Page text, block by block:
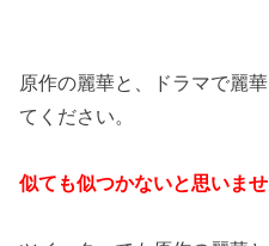
原作の麗華と、ドラマで麗
てください。
似ても似つかないと思いま